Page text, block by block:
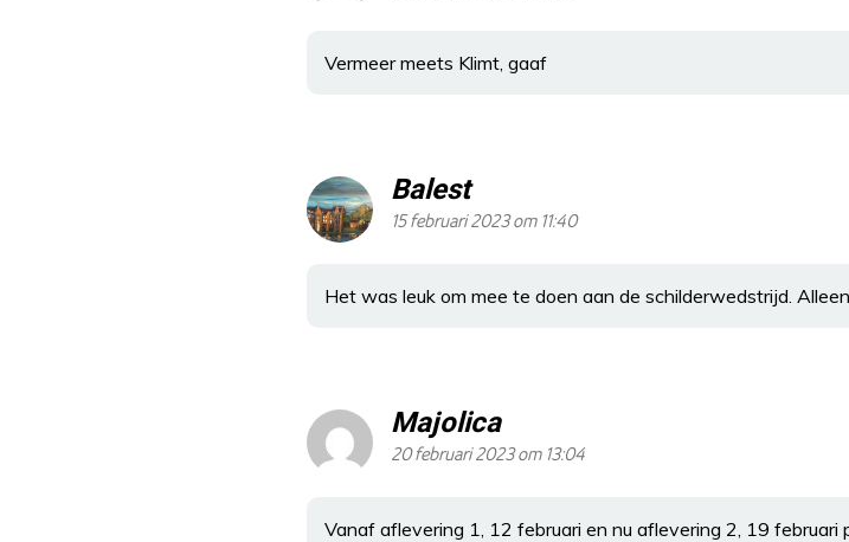
Vermeer meets Klimt, gaaf
Balest
15 februari 2023 om 11:40
Het was leuk om mee te doen aan de schilderwedstrijd.
Majolica
20 februari 2023 om 13:04
Vanaf aflevering 1, 12 februari en nu aflevering 2, 19